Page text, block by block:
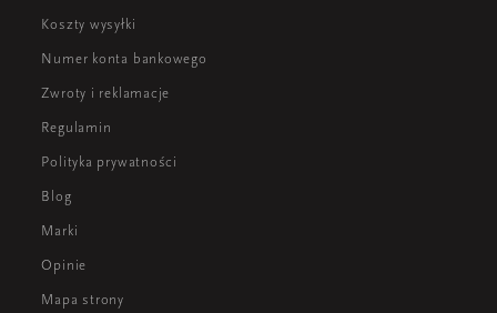
Koszty wysyłki
Numer konta bankowego
Zwroty i reklamacje
Regulamin
Polityka prywatności
Blog
Marki
Opinie
Mapa strony